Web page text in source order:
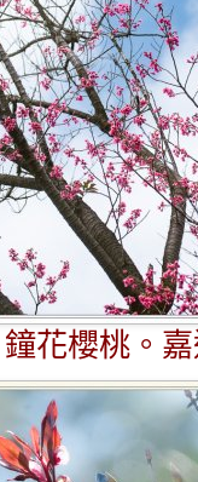
鐘花櫻桃。